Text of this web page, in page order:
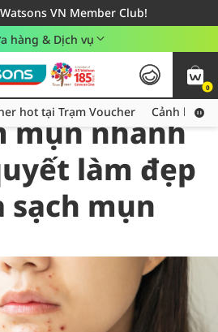
VN Member Club!
cho đơn hàng từ 249,000Đ
- Áp dụng khu vực TP. Hồ Chí Minh
hàng & Dịch vụ
0
Thu thập thêm voucher hot tại Trạm Voucher
hot tại Trạm Voucher Cảnh báo
mụn nhanh
làm đẹp
sạch mụn